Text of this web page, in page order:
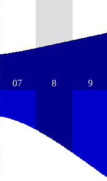
07 8 9